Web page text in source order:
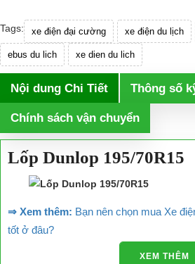
Tags: xe điện đại cường xe điện du lịch
ebus du lich xe dien du lich
Nội dung Chi Tiết Thông số
Chính sách vận chuyển
Lốp Dunlop 195/70R15
⇒ Xem thêm: Bạn nên chọn mua Xe
tốt ở đâu?
Để được tư vấn thêm về cách sử dụng xe
XEM THÊM